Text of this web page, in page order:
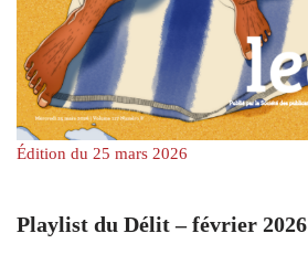
Édition du 25 mars 2026
Playlist du Délit – février 2026